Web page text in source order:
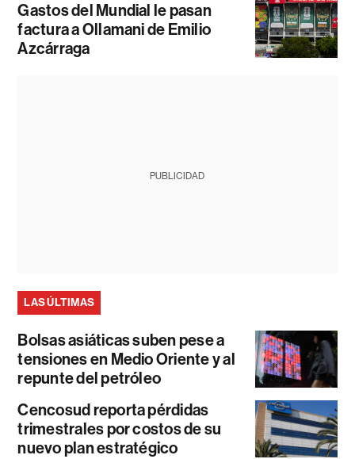
Gastos del Mundial le pasan
factura a Ollamani de Emilio
Azcárraga
PUBLICIDAD
LAS ÚLTIMAS
Bolsas asiáticas suben pese a
tensiones en Medio Oriente y al
repunte del petróleo
Cencosud reporta pérdidas
trimestrales por costos de su
nuevo plan estratégico